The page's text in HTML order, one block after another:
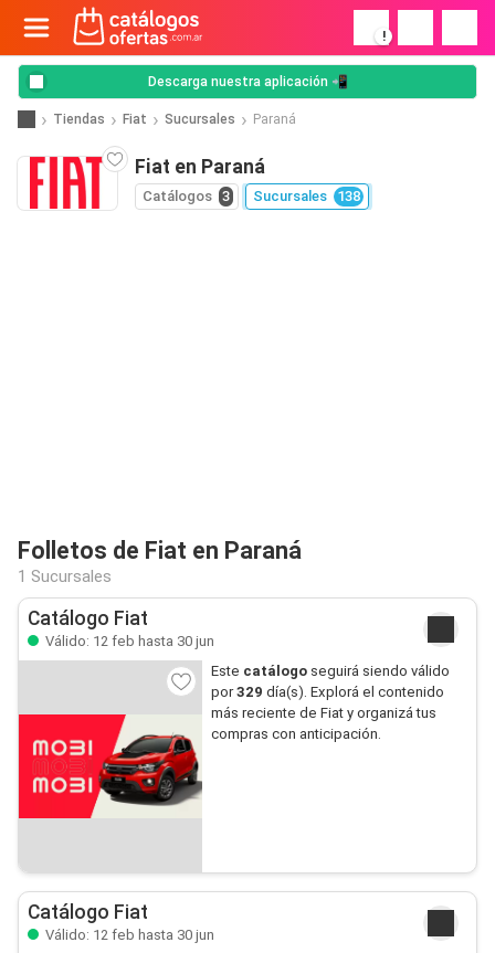
!
Descarga nuestra aplicación 📲
Tiendas Fiat Sucursales Paraná
Fiat en Paraná
Catálogos 3 Sucursales 138
Folletos de Fiat en Paraná
1 Sucursales
Catálogo Fiat
Válido: 12 feb hasta 30 jun
Este catálogoseguirá siendo válido
por329 día(s). Explorá el contenido
más reciente de Fiat y organizá tus
compras con anticipación.
Catálogo Fiat
Válido: 12 feb hasta 30 jun